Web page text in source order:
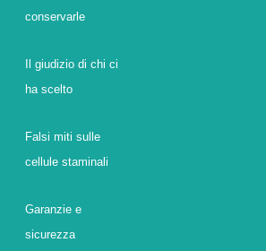
conservarle
Il giudizio di chi ci
ha scelto
Falsi miti sulle
cellule staminali
Garanzie e
sicurezza